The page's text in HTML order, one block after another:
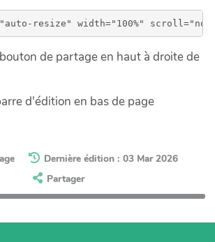
de partage en haut à droite de
d'édition en bas de page
Dernière édition : 03 Mar 2026
Partager